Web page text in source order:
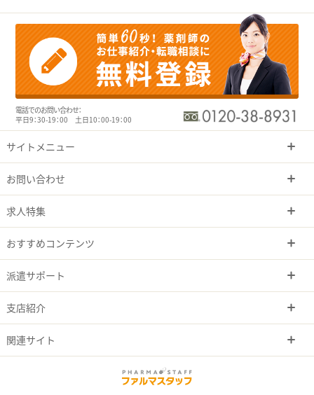
電話でのお問い合わせ：
平日9：30-19：00 土日10：00-19：00
サイトメニュー
お問い合わせ
求人特集
おすすめコンテンツ
派遣サポート
支店紹介
関連サイト